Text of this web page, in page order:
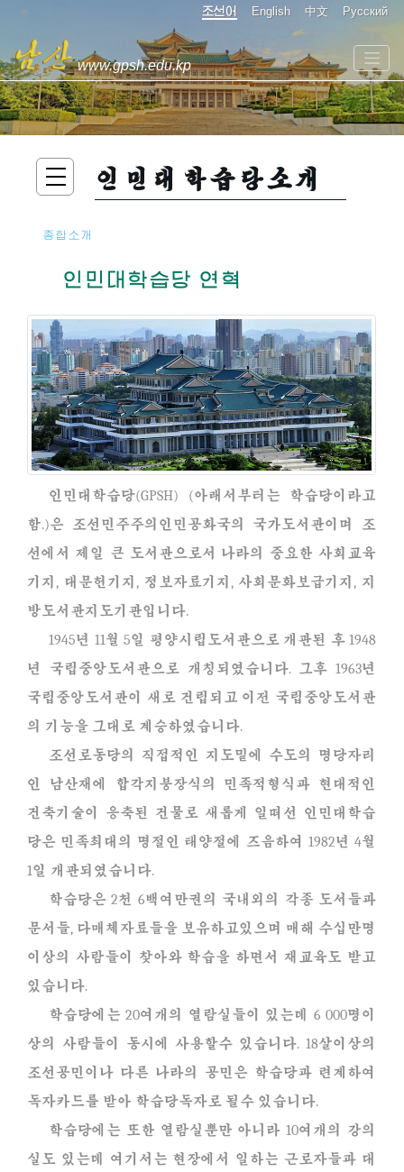
조선어 English 中文 Русский
www.gpsh.edu.kp
인민대학습당소개
종합소개
인민대학습당 연혁
인민대학습당(GPSH) (아래서부터는 학습당이라고
함.)은 조선민주주의인민공화국의 국가도서관이며 조
선에서 제일 큰 도서관으로서 나라의 중요한 사회교육
기지, 대문헌기지, 정보자료기지, 사회문화보급기지, 지
방도서관지도기관입니다.
1945년 11월 5일 평양시립도서관으로 개관된 후 1948
년 국립중앙도서관으로 개칭되였습니다. 그후 1963년
국립중앙도서관이 새로 건립되고 이전 국립중앙도서관
의 기능을 그대로 계승하였습니다.
조선로동당의 직접적인 지도밑에 수도의 명당자리
인 남산재에 합각지붕장식의 민족적형식과 현대적인
건축기술이 응축된 건물로 새롭게 일떠선 인민대학습
당은 민족최대의 명절인 태양절에 즈음하여 1982년 4월
1일 개관되였습니다.
학습당은 2천 6백여만권의 국내외의 각종 도서들과
문서들, 다매체자료들을 보유하고있으며 매해 수십만명
이상의 사람들이 찾아와 학습을 하면서 재교육도 받고
있습니다.
학습당에는 20여개의 열람실들이 있는데 6 000명이
상의 사람들이 동시에 사용할수 있습니다. 18살이상의
조선공민이나 다른 나라의 공민은 학습당과 련계하여
독자카드를 받아 학습당독자로 될수 있습니다.
학습당에는 또한 열람실뿐만 아니라 10여개의 강의
실도 있는데 여기서는 현장에서 일하는 근로자들과 대